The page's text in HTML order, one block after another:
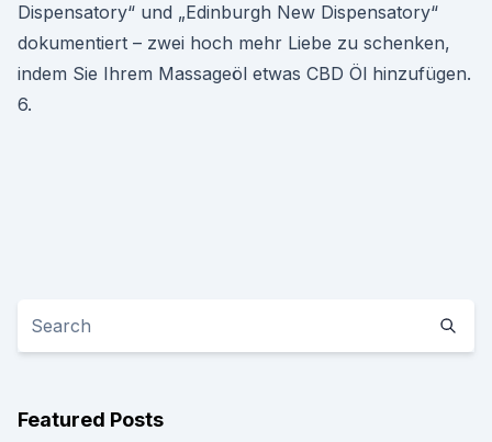
Dispensatory“ und „Edinburgh New Dispensatory“
dokumentiert – zwei hoch mehr Liebe zu schenken,
indem Sie Ihrem Massageöl etwas CBD Öl hinzufügen.
6.
Featured Posts